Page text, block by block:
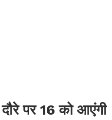
पर 16 को आएंगी